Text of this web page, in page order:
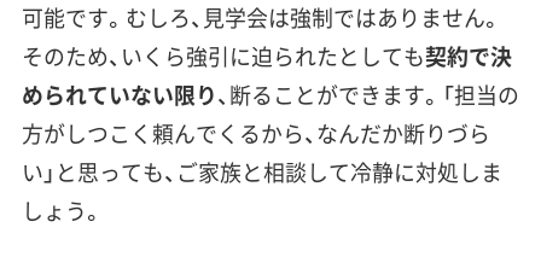
可能です。むしろ、見学会は強制ではありません。
そのため、いくら強引に迫られたとしても契約で決
められていない限り、断ることができます。「担当の
方がしつこく頼んでくるから、なんだか断りづら
い」と思っても、ご家族と相談して冷静に対処しま
しょう。